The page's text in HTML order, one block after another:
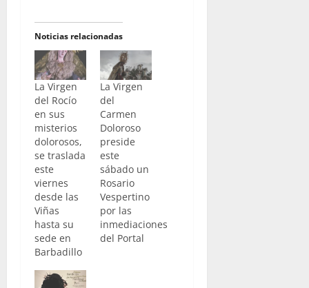
Noticias relacionadas
La Virgen
del Rocío
en sus
misterios
dolorosos,
se traslada
este
viernes
desde las
Viñas
hasta su
sede en
Barbadillo
La Virgen
del
Carmen
Doloroso
preside
este
sábado un
Rosario
Vespertino
por las
inmediaciones
del Portal